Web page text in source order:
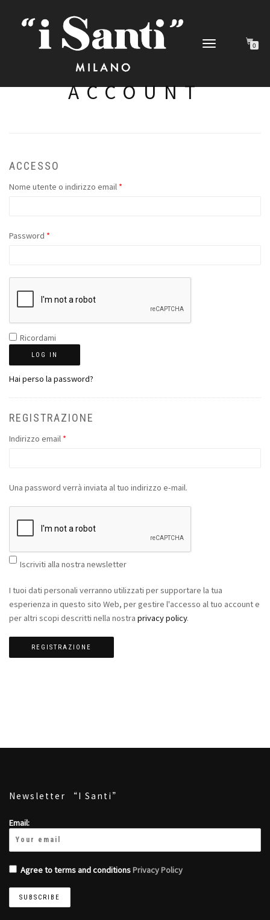
Toggle
0
ACCOUNT
ACCESSO
Nome utente o indirizzo email *
Password *
Ricordami
LOG IN
Hai perso la password?
REGISTRAZIONE
Indirizzo email *
Una password verrà inviata al tuo indirizzo e-mail.
Iscriviti alla nostra newsletter
I tuoi dati personali verranno utilizzati per supportare la tua
esperienza in questo sito Web, per gestire l'accesso al tuo account e
per altri scopi descritti nella nostra privacy policy.
REGISTRAZIONE
Newsletter “I Santi”
Email:
Agree to terms and conditionsPrivacy Policy